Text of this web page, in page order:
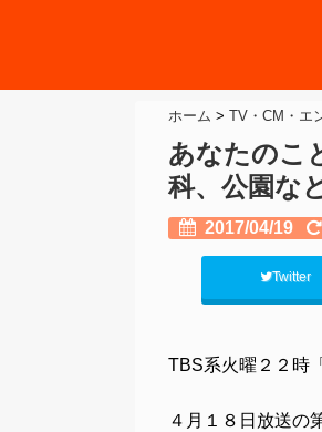
ホーム > TV・CM・エ
あなたのこ
科、公園な
2017/04/19
Twitter
TBS系火曜２２時
４月１８日放送の